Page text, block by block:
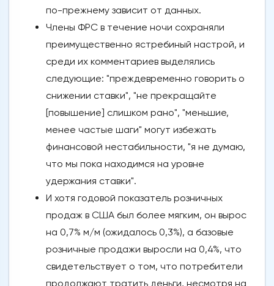
по-прежнему зависит от данных.
Члены ФРС в течение ночи сохраняли
преимущественно ястребиный настрой, и
среди их комментариев выделялись
следующие: "преждевременно говорить о
снижении ставки", "не прекращайте
[повышение] слишком рано", "меньшие,
менее частые шаги" могут избежать
финансовой нестабильности, "я не думаю,
что мы пока находимся на уровне
удержания ставки".
И хотя годовой показатель розничных
продаж в США был более мягким, он вырос
на 0,7% м/м (ожидалось 0,3%), а базовые
розничные продажи выросли на 0,4%, что
свидетельствует о том, что потребители
продолжают тратить деньги, несмотря на